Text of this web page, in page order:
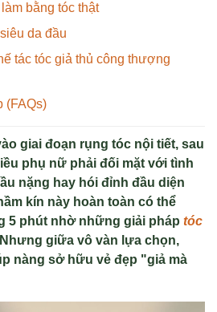
bằng tóc thật
da đầu
tác tóc giả thủ công thượng
(FAQs)
giai đoạn rụng tóc nội tiết, sau
phụ nữ phải đối mặt với tình
nặng hay hói đỉnh đầu diện
kín này hoàn toàn có thể
5 phút nhờ những giải pháp tóc
giữa vô vàn lựa chọn,
nàng sở hữu vẻ đẹp "giả mà